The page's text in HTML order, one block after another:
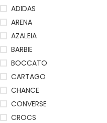
ADIDAS
ARENA
AZALEIA
BARBIE
BOCCATO
CARTAGO
CHANCE
CONVERSE
CROCS